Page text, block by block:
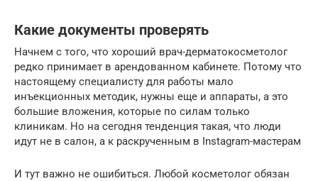
Какие документы проверять
Начнем с того, что хороший врач-дерматокосметолог
редко принимает в арендованном кабинете. Потому что
настоящему специалисту для работы мало
инъекционных методик, нужны еще и аппараты, а это
большие вложения, которые по силам только
клиникам. Но на сегодня тенденция такая, что люди
идут не в салон, а к раскрученным в Instagram-мастерам
И тут важно не ошибиться. Любой косметолог обязан